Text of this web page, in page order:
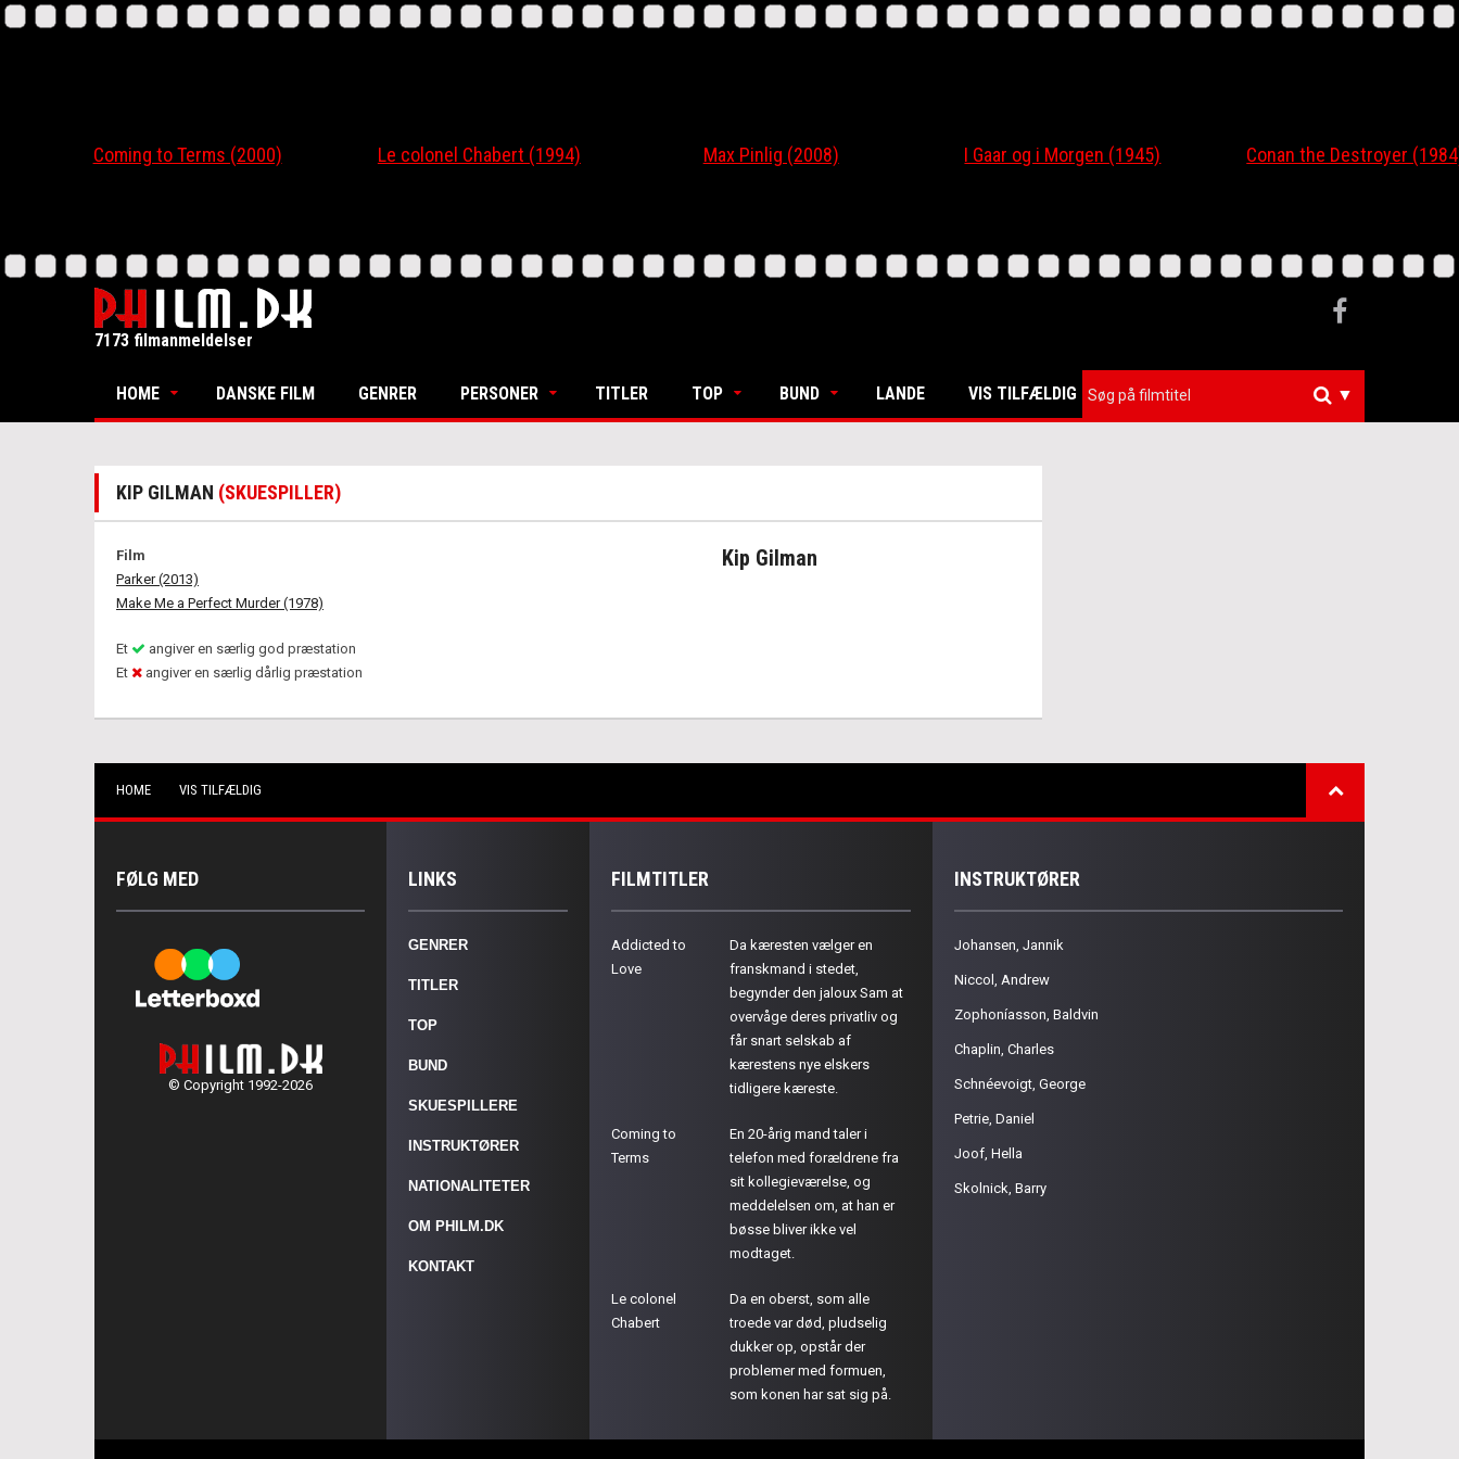
Coming to Terms (2000) Le colonel Chabert (1994) Max Pinlig (2008) I Gaar og i Morgen (1945) Conan the Destroyer (1984)
7173 filmanmeldelser
HOME DANSKE FILM GENRER PERSONER TITLER TOP BUND LANDE VIS TILFÆLDIG ▼
KIP GILMAN (SKUESPILLER)
Kip Gilman
Film
Parker (2013)
Make Me a Perfect Murder (1978)
Et
angiver en særlig god præstation
Et
angiver en særlig dårlig præstation
HOME VIS TILFÆLDIG
FØLG MED
© Copyright 1992-2026
LINKS
GENRER
TITLER
TOP
BUND
SKUESPILLERE
INSTRUKTØRER
NATIONALITETER
OM PHILM.DK
KONTAKT
FILMTITLER
Addicted to
Love
Da kæresten vælger en
franskmand i stedet,
begynder den jaloux Sam at
overvåge deres privatliv og
får snart selskab af
kærestens nye elskers
tidligere kæreste.
Coming to
Terms
En 20-årig mand taler i
telefon med forældrene fra
sit kollegieværelse, og
meddelelsen om, at han er
bøsse bliver ikke vel
modtaget.
Le colonel
Chabert
Da en oberst, som alle
troede var død, pludselig
dukker op, opstår der
problemer med formuen,
som konen har sat sig på.
INSTRUKTØRER
Johansen, Jannik
Niccol, Andrew
Zophoníasson, Baldvin
Chaplin, Charles
Schnéevoigt, George
Petrie, Daniel
Joof, Hella
Skolnick, Barry